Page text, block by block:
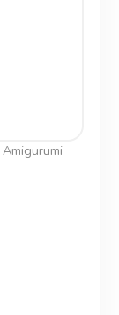
Amigurumi